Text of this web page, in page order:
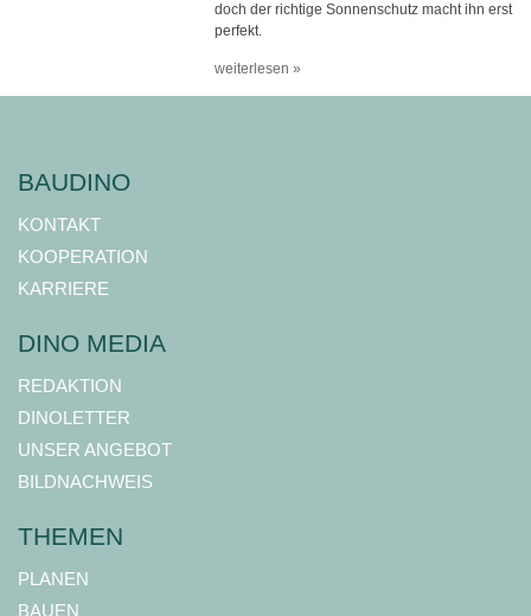
doch der richtige Sonnenschutz macht ihn erst
perfekt.
weiterlesen »
BAUDINO
KONTAKT
KOOPERATION
KARRIERE
DINO MEDIA
REDAKTION
DINOLETTER
UNSER ANGEBOT
BILDNACHWEIS
THEMEN
PLANEN
BAUEN